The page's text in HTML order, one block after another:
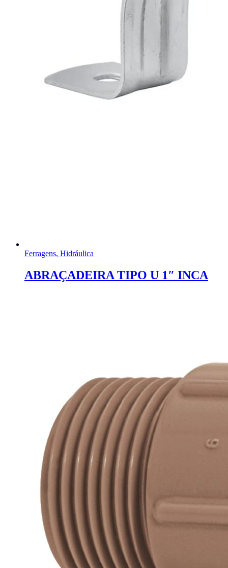
Ferragens, Hidráulica
ABRAÇADEIRA TIPO U 1″ INCA